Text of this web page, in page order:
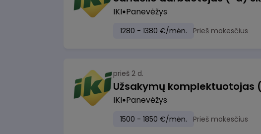
IKI Panevėžys
1280 - 1380 €/mėn. Prieš mokesčius
prieš 2 d.
IKI Panevėžys
1500 - 1850 €/mėn. Prieš mokesčius